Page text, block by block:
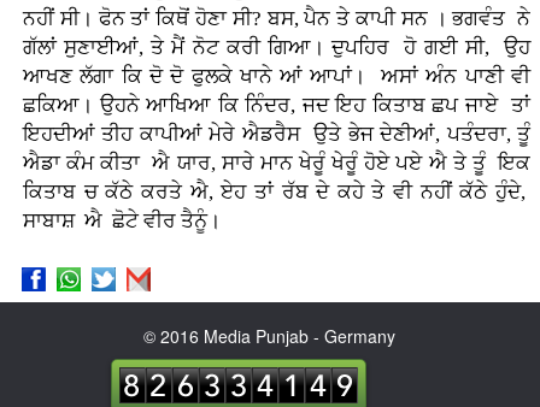
ਨਹੀਂ ਸੀ। ਫੋਨ ਤਾਂ ਕਿਥੋਂ ਹੋਣਾ ਸੀ? ਬਸ, ਪੈਨ ਤੇ ਕਾਪੀ ਸਨ । ਭਗਵੰਤ ਨੇ
ਗੱਲਾਂ ਸੁਣਾਈਆਂ, ਤੇ ਮੈਂ ਨੋਟ ਕਰੀ ਗਿਆ। ਦੁਪਹਿਰ ਹੋ ਗਈ ਸੀ, ਉਹ
ਆਖਣ ਲੱਗਾ ਕਿ ਦੋ ਦੋ ਫੁਲਕੇ ਖਾਨੇ ਆਂ ਆਪਾਂ। ਅਸਾਂ ਅੰਨ ਪਾਣੀ ਵੀ
ਛਕਿਆ। ਉਹਨੇ ਆਖਿਆ ਕਿ ਨਿੰਦਰ, ਜਦ ਇਹ ਕਿਤਾਬ ਛਪ ਜਾਏ ਤਾਂ
ਇਹਦੀਆਂ ਤੀਹ ਕਾਪੀਆਂ ਮੇਰੇ ਐਡਰੈਸ ਉਤੇ ਭੇਜ ਦੇਣੀਆਂ, ਪਤੰਦਰਾ, ਤੂੰ
ਐਡਾ ਕੰਮ ਕੀਤਾ ਐ ਯਾਰ, ਸਾਰੇ ਮਾਨ ਖੇਰੂੰ ਖੇਰੂੰ ਹੋਏ ਪਏ ਐ ਤੇ ਤੂੰ ਇਕ
ਕਿਤਾਬ ਚ ਕੱਠੇ ਕਰਤੇ ਐ, ਏਹ ਤਾਂ ਰੱਬ ਦੇ ਕਹੇ ਤੇ ਵੀ ਨਹੀਂ ਕੱਠੇ ਹੁੰਦੇ,
ਸਾਬਾਸ਼ ਐ ਛੋਟੇ ਵੀਰ ਤੈਨੂੰ।
© 2016 Media Punjab - Germany